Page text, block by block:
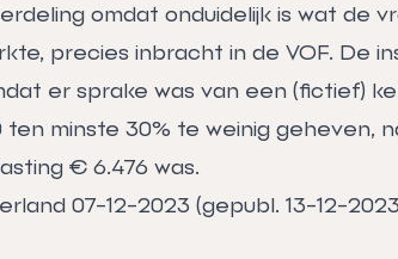
omdat onduidelijk is wat de
precies inbracht in de VOF. De
er sprake was van een (fictief)
ten minste 30% te weinig geheven,
€ 6.476 was.
07-12-2023 (gepubl. 13-12-